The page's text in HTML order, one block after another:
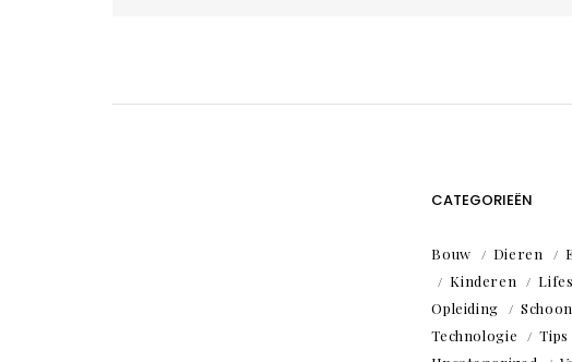
CATEGORIEËN
Bouw Dieren
Kinderen
Opleiding
Technologie
Tips